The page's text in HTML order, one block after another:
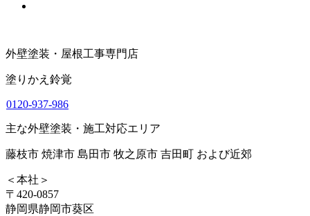
外壁塗装・屋根工事専門店
塗りかえ鈴覚
0120-937-986
主な外壁塗装・施工対応エリア
藤枝市 焼津市 島田市 牧之原市 吉田町 および近郊
＜本社＞
〒420-0857
静岡県静岡市葵区